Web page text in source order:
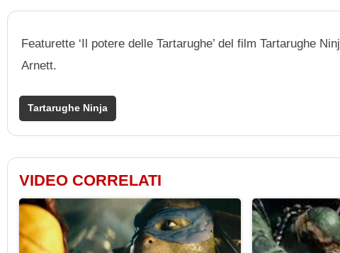
Featurette ‘Il potere delle Tartarughe’ del film Tartarughe
Arnett.
Tartarughe Ninja
VIDEO CORRELATI